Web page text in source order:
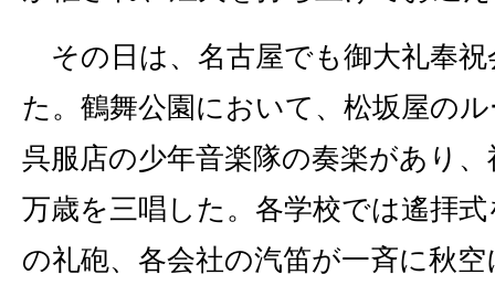
その日は、名古屋でも御大礼奉祝
た。鶴舞公園において、松坂屋の
呉服店の少年音楽隊の奏楽があり
万歳を三唱した。各学校では遙拝
の礼砲、各会社の汽笛が一斉に秋